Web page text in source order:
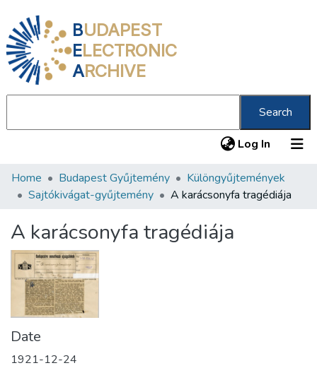
BUDAPEST
ELECTRONIC
ARCHIVE
Search
Log In (current)
Communities & Collections
Statistics
About us
Home Budapest Gyűjtemény
Különgyűjtemények
Sajtókivágat-gyűjtemény
A karácsonyfa tragédiája
A karácsonyfa tragédiája
Date
1921-12-24